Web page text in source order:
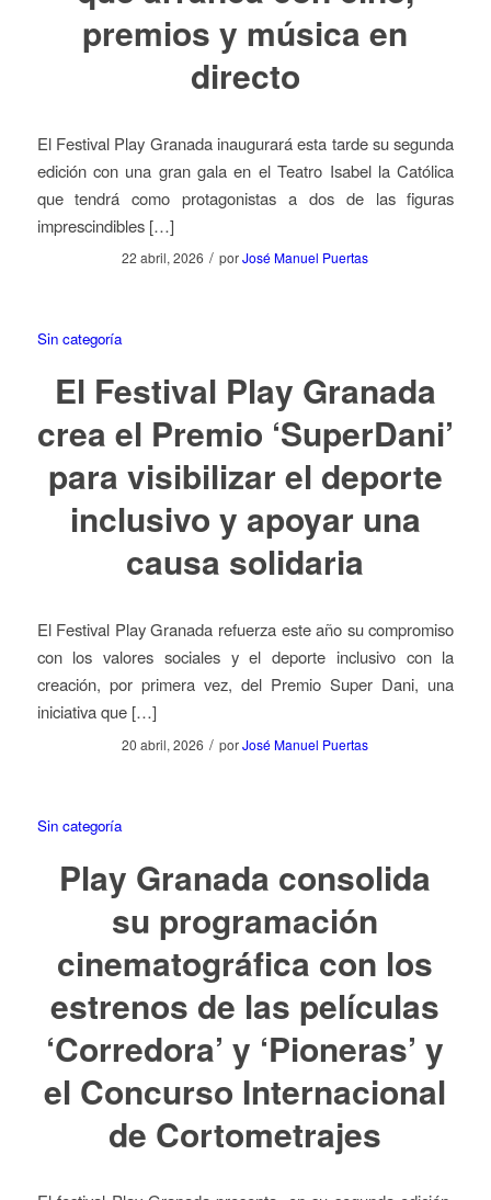
premios y música en
directo
El Festival Play Granada inaugurará esta tarde su segunda
edición con una gran gala en el Teatro Isabel la Católica
que tendrá como protagonistas a dos de las figuras
imprescindibles […]
22 abril, 2026 / porJosé Manuel Puertas
Sin categoría
El Festival Play Granada
crea el Premio ‘SuperDani’
para visibilizar el deporte
inclusivo y apoyar una
causa solidaria
El Festival Play Granada refuerza este año su compromiso
con los valores sociales y el deporte inclusivo con la
creación, por primera vez, del Premio Super Dani, una
iniciativa que […]
20 abril, 2026 / porJosé Manuel Puertas
Sin categoría
Play Granada consolida
su programación
cinematográfica con los
estrenos de las películas
‘Corredora’ y ‘Pioneras’ y
el Concurso Internacional
de Cortometrajes